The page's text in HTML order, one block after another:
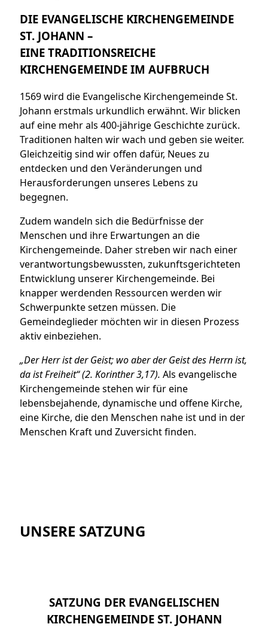
DIE EVANGELISCHE KIRCHENGEMEINDE
ST. JOHANN –
EINE TRADITIONSREICHE
KIRCHENGEMEINDE IM AUFBRUCH
1569 wird die Evangelische Kirchengemeinde St.
Johann erstmals urkundlich erwähnt. Wir blicken
auf eine mehr als 400-jährige Geschichte zurück.
Traditionen halten wir wach und geben sie weiter.
Gleichzeitig sind wir offen dafür, Neues zu
entdecken und den Veränderungen und
Herausforderungen unseres Lebens zu
begegnen.
Zudem wandeln sich die Bedürfnisse der
Menschen und ihre Erwartungen an die
Kirchengemeinde. Daher streben wir nach einer
verantwortungsbewussten, zukunftsgerichteten
Entwicklung unserer Kirchengemeinde. Bei
knapper werdenden Ressourcen werden wir
Schwerpunkte setzen müssen. Die
Gemeindeglieder möchten wir in diesen Prozess
aktiv einbeziehen.
„Der Herr ist der Geist; wo aber der Geist des Herrn ist,
da ist Freiheit“ (2. Korinther 3,17). Als evangelische
Kirchengemeinde stehen wir für eine
lebensbejahende, dynamische und offene Kirche,
eine Kirche, die den Menschen nahe ist und in der
Menschen Kraft und Zuversicht finden.
UNSERE SATZUNG
SATZUNG DER EVANGELISCHEN
KIRCHENGEMEINDE ST. JOHANN